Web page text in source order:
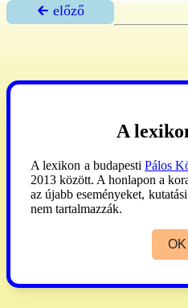
🡰 előző
A
A lexikon a budapesti Pálos
2013 között. A honlapon a
az újabb eseményeket,
nem tartalmazzák.
OK